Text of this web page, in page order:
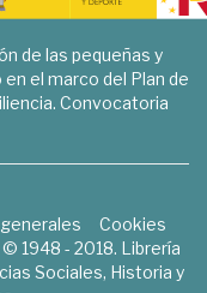
de las pequeñas y
el marco del Plan de
Convocatoria
Cookies
1948 - 2018. Librería
Sociales, Historia y